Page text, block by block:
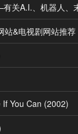
关A.I.、机器人、
&电视剧网站推荐
You Can (2002)